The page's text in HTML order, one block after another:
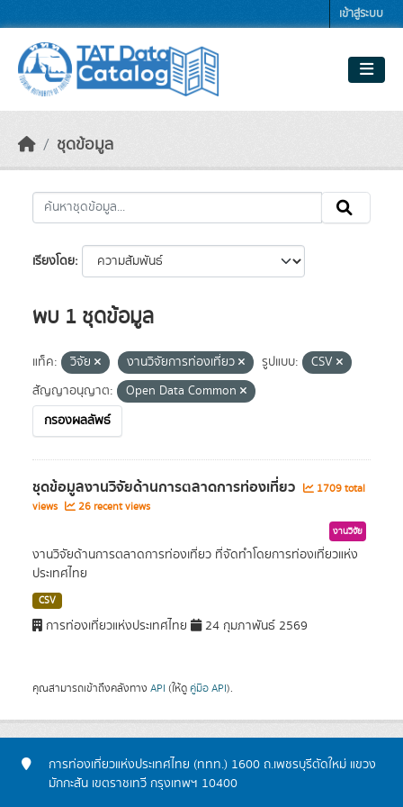
เข้าสู่ระบบ
ชุดข้อมูล
เรียงโดย
พบ 1 ชุดข้อมูล
แท็ค: วิจัย งานวิจัยการท่องเที่ยว รูปแบบ:
CSV
สัญญาอนุญาต:
Open Data Common
กรองผลลัพธ์
ชุดข้อมูลงานวิจัยด้านการตลาดการท่องเที่ยว
1709 total
views
26 recent views
งานวิจัย
งานวิจัยด้านการตลาดการท่องเที่ยว ที่จัดทำโดยการท่องเที่ยวแห่ง
ประเทศไทย
CSV
การท่องเที่ยวแห่งประเทศไทย 24 กุมภาพันธ์ 2569
คุณสามารถเข้าถึงคลังทาง API (ให้ดู คู่มือ API).
การท่องเที่ยวแห่งประเทศไทย (ททท.) 1600 ถ.เพชรบุรีตัดใหม่ แขวง
มักกะสัน เขตราชเทวี กรุงเทพฯ 10400